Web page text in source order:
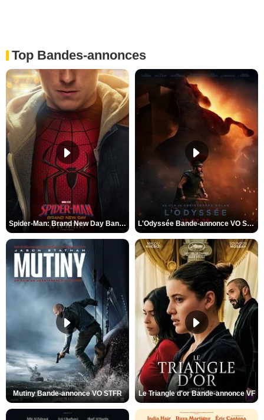
Top Bandes-annonces
Spider-Man: Brand New Day Bande-annonce VO STFR L'Odyssée Bande-annonce VO STFR
Mutiny Bande-annonce VO STFR Le Triangle d'or Bande-annonce VF